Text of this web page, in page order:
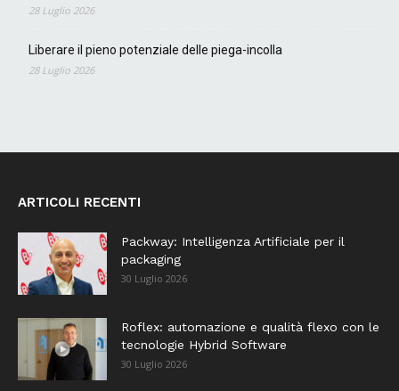
28 Luglio 2026
Liberare il pieno potenziale delle piega-incolla
28 Luglio 2026
ARTICOLI RECENTI
Packway: Intelligenza Artificiale per il
packaging
30 Luglio 2026
Roflex: automazione e qualità flexo con le
tecnologie Hybrid Software
30 Luglio 2026